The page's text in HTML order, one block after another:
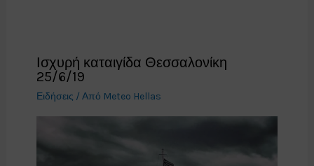
Ισχυρή καταιγίδα Θεσσαλονίκη
25/6/19
Ειδήσεις / Από Meteo Hellas